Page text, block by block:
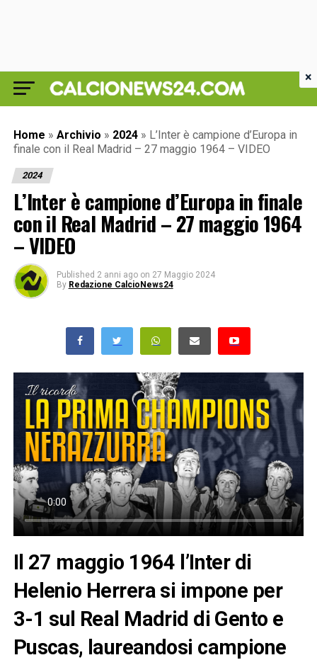
Home » Archivio » 2024 » L’Inter è campione d’Europa in
finale con il Real Madrid – 27 maggio 1964 – VIDEO
2024
L’Inter è campione d’Europa in finale
con il Real Madrid – 27 maggio 1964
– VIDEO
Published 2 anni ago on 27 Maggio 2024
By Redazione CalcioNews24
Il 27 maggio 1964 l’Inter di
Helenio Herrera si impone per
3-1 sul Real Madrid di Gento e
Puscas, laureandosi campione
×